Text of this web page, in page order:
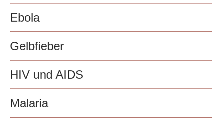
Ebola
Gelbfieber
HIV und AIDS
Malaria